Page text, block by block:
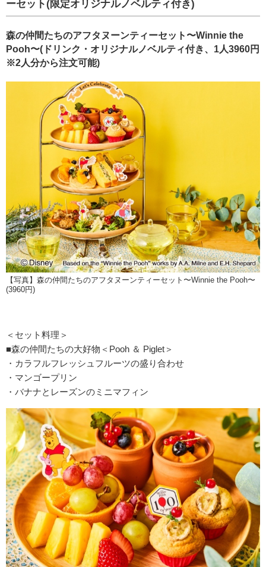
ーセット(限定オリジナルノベルティ付き)
森の仲間たちのアフタヌーンティーセット〜Winnie the
Pooh〜(ドリンク・オリジナルノベルティ付き、1人3960円
※2人分から注文可能)
【写真】森の仲間たちのアフタヌーンティーセット〜Winnie the Pooh〜
(3960円)
＜セット料理＞
■森の仲間たちの大好物＜Pooh ＆ Piglet＞
・カラフルフレッシュフルーツの盛り合わせ
・マンゴープリン
・バナナとレーズンのミニマフィン